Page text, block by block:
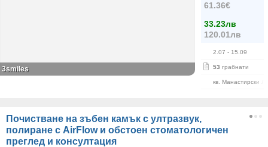
61.36€
33.23лв
120.01лв
2.07 - 15.09
53 грабнати
кв. Манастирски
3smiles
Почистване на зъбен камък с ултразвук,
полиране с AirFlow и обстоен стоматологичен
преглед и консултация